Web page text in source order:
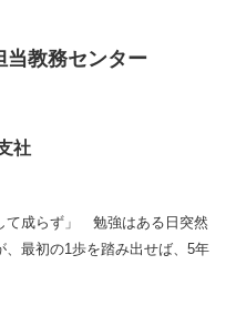
当教務センター
社
て成らず」 勉強はある日突然
最初の1歩を踏み出せば、5年